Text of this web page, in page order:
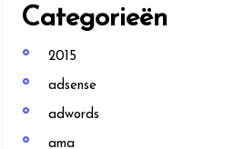
Categorieën
2015
adsense
adwords
ama